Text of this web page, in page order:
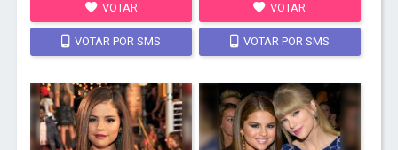
VOTAR
VOTAR POR SMS
VOTAR
VOTAR POR SMS